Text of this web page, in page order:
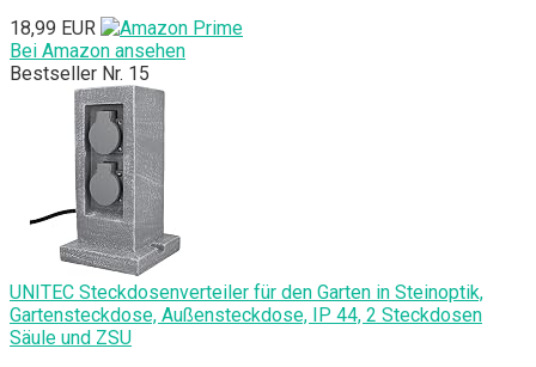
18,99 EUR
Bei Amazon ansehen
Bestseller Nr. 15
UNITEC Steckdosenverteiler für den Garten in Steinoptik,
Gartensteckdose, Außensteckdose, IP 44, 2 Steckdosen
Säule und ZSU